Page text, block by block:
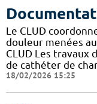
Le CLUD
douleur menées
CLUD Les travaux
de cathéter de
18/02/2026 15:25